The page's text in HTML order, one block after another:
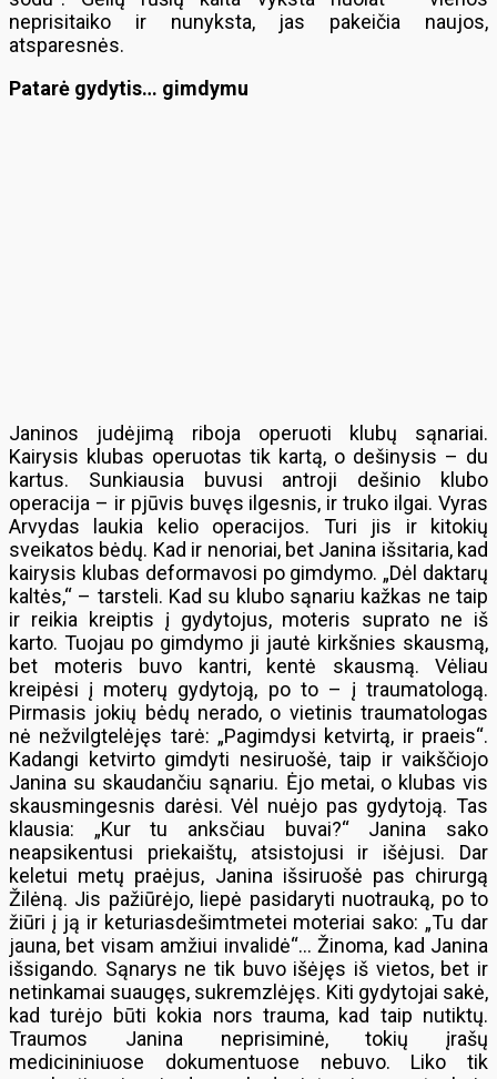
neprisitaiko ir nunyksta, jas pakeičia naujos,
atsparesnės.
Patarė gydytis… gimdymu
Janinos judėjimą riboja operuoti klubų sąnariai.
Kairysis klubas operuotas tik kartą, o dešinysis – du
kartus. Sunkiausia buvusi antroji dešinio klubo
operacija – ir pjūvis buvęs ilgesnis, ir truko ilgai. Vyras
Arvydas laukia kelio operacijos. Turi jis ir kitokių
sveikatos bėdų. Kad ir nenoriai, bet Janina išsitaria, kad
kairysis klubas deformavosi po gimdymo. „Dėl daktarų
kaltės,“ – tarsteli. Kad su klubo sąnariu kažkas ne taip
ir reikia kreiptis į gydytojus, moteris suprato ne iš
karto. Tuojau po gimdymo ji jautė kirkšnies skausmą,
bet moteris buvo kantri, kentė skausmą. Vėliau
kreipėsi į moterų gydytoją, po to – į traumatologą.
Pirmasis jokių bėdų nerado, o vietinis traumatologas
nė nežvilgtelėjęs tarė: „Pagimdysi ketvirtą, ir praeis“.
Kadangi ketvirto gimdyti nesiruošė, taip ir vaikščiojo
Janina su skaudančiu sąnariu. Ėjo metai, o klubas vis
skausmingesnis darėsi. Vėl nuėjo pas gydytoją. Tas
klausia: „Kur tu anksčiau buvai?“ Janina sako
neapsikentusi priekaištų, atsistojusi ir išėjusi. Dar
keletui metų praėjus, Janina išsiruošė pas chirurgą
Žilėną. Jis pažiūrėjo, liepė pasidaryti nuotrauką, po to
žiūri į ją ir keturiasdešimtmetei moteriai sako: „Tu dar
jauna, bet visam amžiui invalidė“… Žinoma, kad Janina
išsigando. Sąnarys ne tik buvo išėjęs iš vietos, bet ir
netinkamai suaugęs, sukremzlėjęs. Kiti gydytojai sakė,
kad turėjo būti kokia nors trauma, kad taip nutiktų.
Traumos Janina neprisiminė, tokių įrašų
medicininiuose dokumentuose nebuvo. Liko tik